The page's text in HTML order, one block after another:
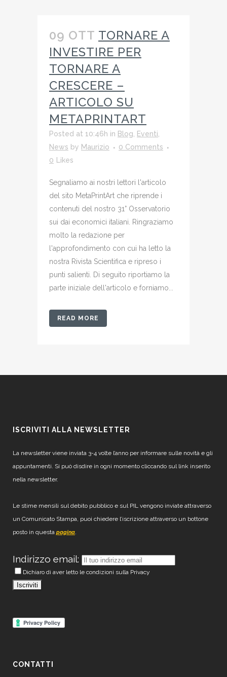
09 OTT TORNARE A
INVESTIRE PER
TORNARE A
CRESCERE –
ARTICOLO SU
METAPRINTART
Posted at 10:46h in Blog Eventi
News by Maurizio
0 Comments
0
Likes
Segnaliamo ai nostri lettori l'articolo
del sito MetaPrintArt che riprende i
contenuti del nostro 31° Osservatorio
sui dai economici italiani. Ringraziamo
molto la redazione per
l'approfondimento con cui ha letto la
nostra Rivista Scientifica e ripreso i
punti salienti. Di seguito riportiamo la
parte iniziale dell'articolo e forniamo...
READ MORE
ISCRIVITI ALLA NEWSLETTER
La newsletter viene inviata 3-4 volte l’anno per informare sulle novità e gli
appuntamenti. Si può disdire in ogni momento cliccando sul link inserito
nella newsletter.
Le stime mensili sul debito pubblico e sul PIL vengono inviate attraverso
un Comunicato Stampa, puoi chiedere l’iscrizione attraverso un bottone
posto in questa pagina.
Indirizzo email:
Dichiaro di aver letto le condizioni sulla Privacy
CONTATTI